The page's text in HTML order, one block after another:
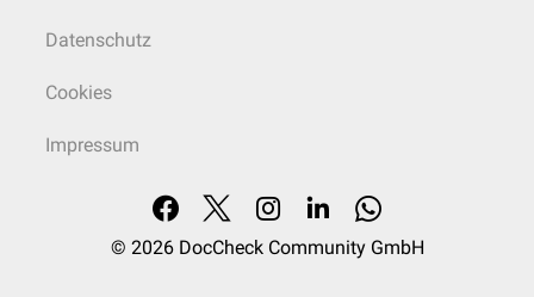
Datenschutz
Cookies
Impressum
© 2026 DocCheck Community GmbH